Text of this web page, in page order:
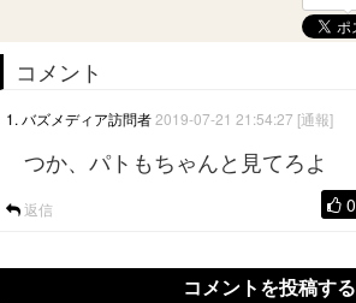
コメント
1. バズメディア訪問者2019-07-21 21:54:27 [通報]
つか、パトもちゃんと見てろよ
0
返信
コメントを投稿する